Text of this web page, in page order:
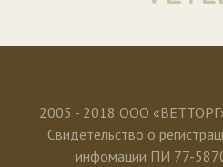
2005 - 2018 ООО
Свидетельство о
инфомации ПИ 77-